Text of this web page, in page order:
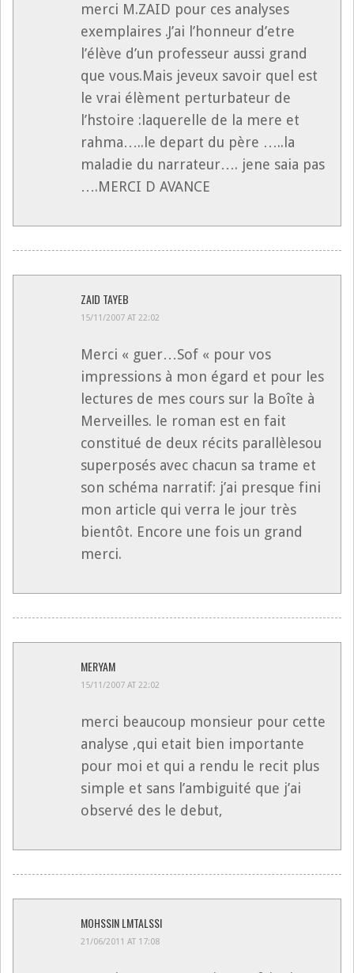
merci M.ZAID pour ces analyses
exemplaires .J’ai l’honneur d’etre
l’élève d’un professeur aussi grand
que vous.Mais jeveux savoir quel est
le vrai élèment perturbateur de
l’hstoire :laquerelle de la mere et
rahma…..le depart du père …..la
maladie du narrateur…. jene saia pas
….MERCI D AVANCE
ZAID TAYEB
15/11/2007 AT 22:02
Merci « guer…Sof « pour vos
impressions à mon égard et pour les
lectures de mes cours sur la Boîte à
Merveilles. le roman est en fait
constitué de deux récits parallèlesou
superposés avec chacun sa trame et
son schéma narratif: j’ai presque fini
mon article qui verra le jour très
bientôt. Encore une fois un grand
merci.
MERYAM
15/11/2007 AT 22:02
merci beaucoup monsieur pour cette
analyse ,qui etait bien importante
pour moi et qui a rendu le recit plus
simple et sans l’ambiguité que j’ai
observé des le debut,
MOHSSIN LMTALSSI
21/06/2011 AT 17:08